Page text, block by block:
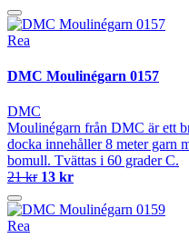
Rea
DMC Moulinégarn 0157
DMC
Moulinégarn från DMC är ett
docka innehåller 8 meter garn
bomull. Tvättas i 60 grader C.
21 kr 13 kr
Rea